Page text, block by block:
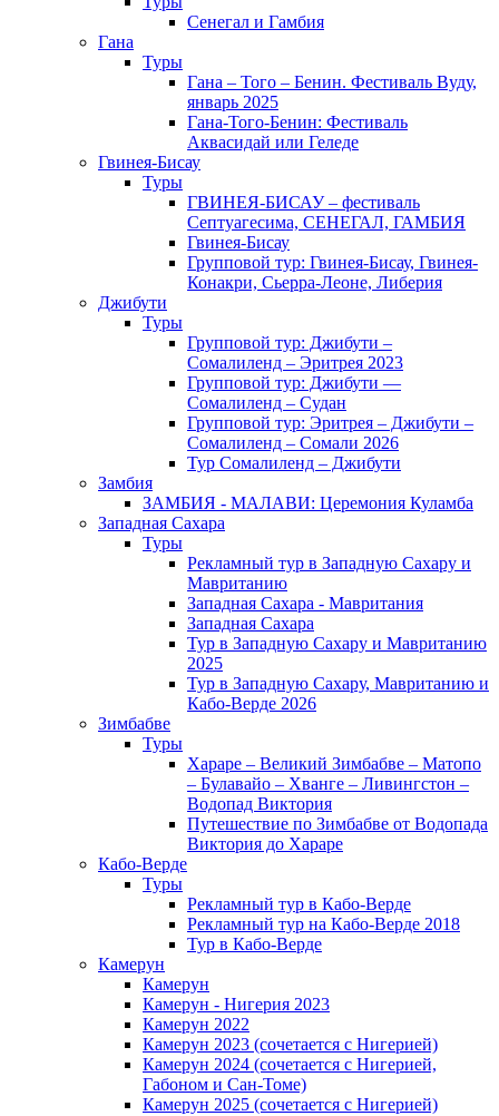
Сенегал и Гамбия
Гана
Туры
Гана – Того – Бенин. Фестиваль Вуду,
январь 2025
Гана-Того-Бенин: Фестиваль
Аквасидай или Геледе
Гвинея-Бисау
Туры
ГВИНЕЯ-БИСАУ – фестиваль
Септуагесима, СЕНЕГАЛ, ГАМБИЯ
Гвинея-Бисау
Групповой тур: Гвинея-Бисау, Гвинея-
Конакри, Сьерра-Леоне, Либерия
Джибути
Туры
Групповой тур: Джибути –
Cомалиленд – Эритрея 2023
Групповой тур: Джибути —
Сомалиленд – Судан
Групповой тур: Эритрея – Джибути –
Сомалиленд – Сомали 2026
Тур Cомалиленд – Джибути
Замбия
ЗАМБИЯ - МАЛАВИ: Церемония Куламба
Западная Сахара
Туры
Рекламный тур в Западную Сахару и
Мавританию
Западная Сахара - Мавритания
Западная Сахара
Тур в Западную Сахару и Мавританию
2025
Тур в Западную Сахару, Мавританию и
Кабо-Верде 2026
Зимбабве
Туры
Хараре – Великий Зимбабве – Матопо
– Булавайо – Хванге – Ливингстон –
Водопад Виктория
Путешествие по Зимбабве от Водопада
Виктория до Хараре
Кабо-Верде
Туры
Рекламный тур в Кабо-Верде
Рекламный тур на Кабо-Верде 2018
Тур в Кабо-Верде
Камерун
Камерун
Камерун - Нигерия 2023
Камерун 2022
Камерун 2023 (сочетается с Нигерией)
Камерун 2024 (сочетается с Нигерией,
Габоном и Сан-Томе)
Камерун 2025 (сочетается с Нигерией)